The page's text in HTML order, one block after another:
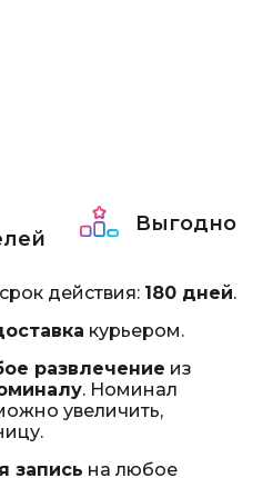
Выгодно
действия: 180 дней.
курьером.
развлечение из
. Номинал
увеличить,
запись на любое